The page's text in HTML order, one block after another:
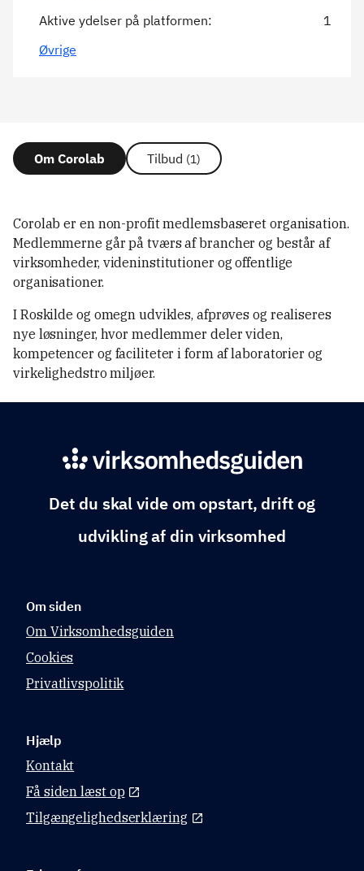
Aktive ydelser på platformen:
1
Øvrige
Om Corolab Tilbud (1)
Corolab er en non-profit medlemsbaseret organisation.
Medlemmerne går på tværs af brancher og består af
virksomheder, videninstitutioner og offentlige
organisationer.
I Roskilde og omegn udvikles, afprøves og realiseres
nye løsninger, hvor medlemmer deler viden,
kompetencer og faciliteter i form af laboratorier og
virkelighedstro miljøer.
Det du skal vide om opstart, drift og
udvikling af din virksomhed
Om siden
Om Virksomhedsguiden
Cookies
Privatlivspolitik
Hjælp
Kontakt
Få siden læst op
Tilgængelighedserklæring